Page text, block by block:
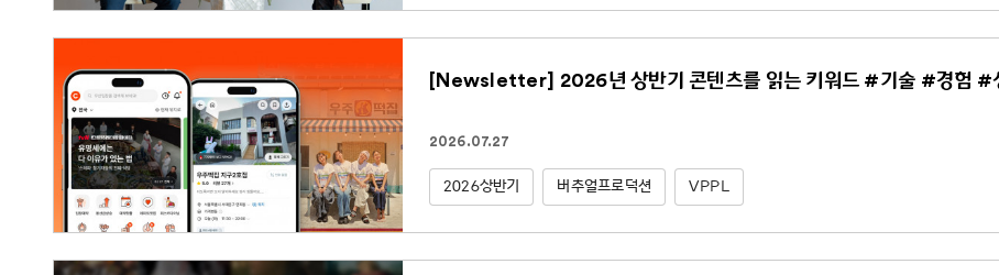
[Newsletter] 2026년 상반기 콘텐츠를 읽는 키워드 #기술 #경험 #
2026.07.27
2026상반기 버추얼프로덕션 VPPL